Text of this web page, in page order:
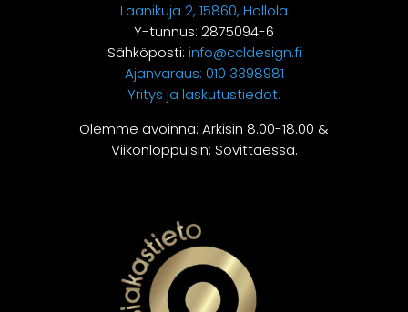
Laanikuja 2, 15860, Hollola
Y-tunnus: 2875094-6
Sähköposti: info@ccldesign.fi
Ajanvaraus: 010 3398981
Yritys ja laskutustiedot.
Olemme avoinna: Arkisin 8.00-18.00 &
Viikonloppuisin: Sovittaessa.